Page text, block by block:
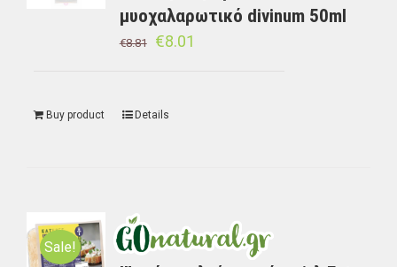
μυοχαλαρωτικό divinum 50ml
€8.81 €8.01
Buy product Details
Sale!